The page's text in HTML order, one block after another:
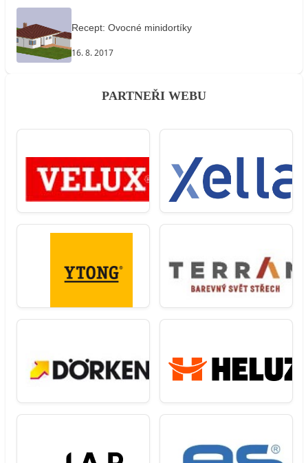
Recept: Ovocné minidortíky
16. 8. 2017
PARTNEŘI WEBU